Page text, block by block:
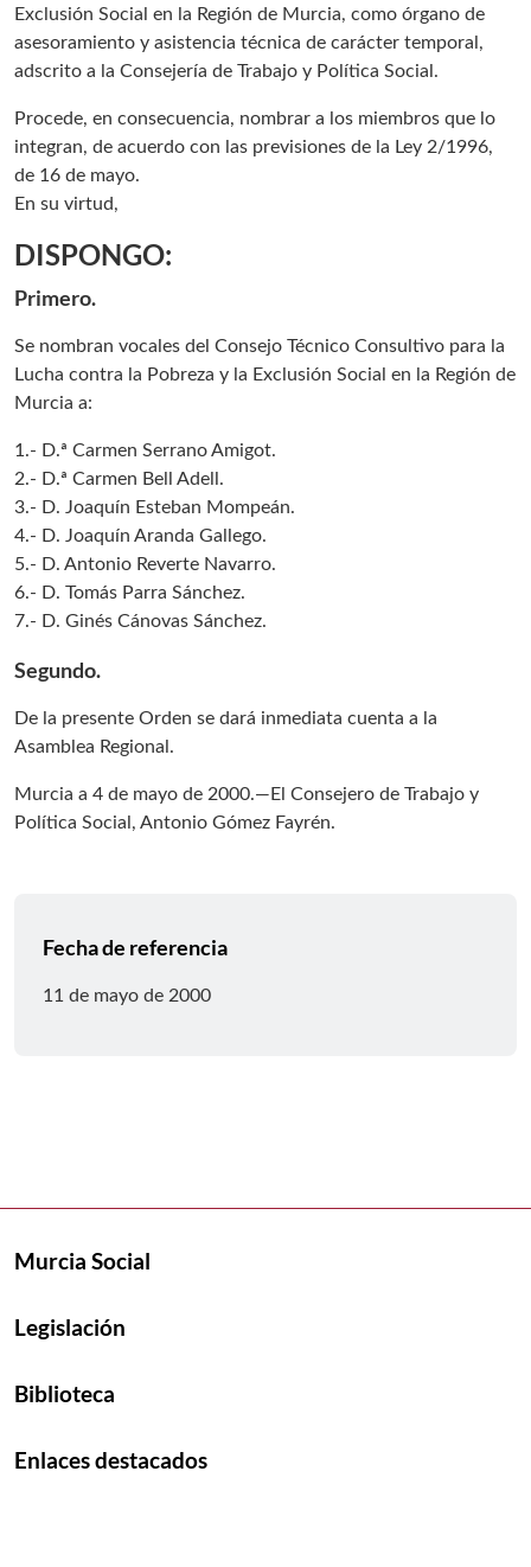
Exclusión Social en la Región de Murcia, como órgano de
asesoramiento y asistencia técnica de carácter temporal,
adscrito a la Consejería de Trabajo y Política Social.
Procede, en consecuencia, nombrar a los miembros que lo
integran, de acuerdo con las previsiones de la Ley 2/1996,
de 16 de mayo.
En su virtud,
DISPONGO:
Primero.
Se nombran vocales del Consejo Técnico Consultivo para la
Lucha contra la Pobreza y la Exclusión Social en la Región de
Murcia a:
1.- D.ª Carmen Serrano Amigot.
2.- D.ª Carmen Bell Adell.
3.- D. Joaquín Esteban Mompeán.
4.- D. Joaquín Aranda Gallego.
5.- D. Antonio Reverte Navarro.
6.- D. Tomás Parra Sánchez.
7.- D. Ginés Cánovas Sánchez.
Segundo.
De la presente Orden se dará inmediata cuenta a la
Asamblea Regional.
Murcia a 4 de mayo de 2000.—El Consejero de Trabajo y
Política Social, Antonio Gómez Fayrén.
Fecha de referencia
11 de mayo de 2000
Murcia Social
Legislación
Biblioteca
Enlaces destacados